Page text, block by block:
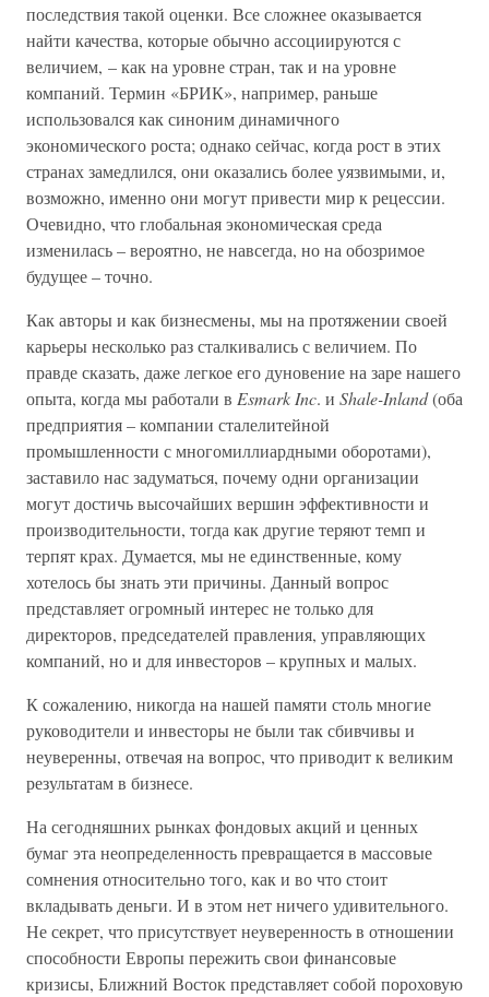
последствия такой оценки. Все сложнее оказывается
найти качества, которые обычно ассоциируются с
величием, – как на уровне стран, так и на уровне
компаний. Термин «БРИК», например, раньше
использовался как синоним динамичного
экономического роста; однако сейчас, когда рост в этих
странах замедлился, они оказались более уязвимыми, и,
возможно, именно они могут привести мир к рецессии.
Очевидно, что глобальная экономическая среда
изменилась – вероятно, не навсегда, но на обозримое
будущее – точно.
Как авторы и как бизнесмены, мы на протяжении своей
карьеры несколько раз сталкивались с величием. По
правде сказать, даже легкое его дуновение на заре нашего
опыта, когда мы работали в Esmark Inc. и Shale-Inland(оба
предприятия – компании сталелитейной
промышленности с многомиллиардными оборотами),
заставило нас задуматься, почему одни организации
могут достичь высочайших вершин эффективности и
производительности, тогда как другие теряют темп и
терпят крах. Думается, мы не единственные, кому
хотелось бы знать эти причины. Данный вопрос
представляет огромный интерес не только для
директоров, председателей правления, управляющих
компаний, но и для инвесторов – крупных и малых.
К сожалению, никогда на нашей памяти столь многие
руководители и инвесторы не были так сбивчивы и
неуверенны, отвечая на вопрос, что приводит к великим
результатам в бизнесе.
На сегодняшних рынках фондовых акций и ценных
бумаг эта неопределенность превращается в массовые
сомнения относительно того, как и во что стоит
вкладывать деньги. И в этом нет ничего удивительного.
Не секрет, что присутствует неуверенность в отношении
способности Европы пережить свои финансовые
кризисы, Ближний Восток представляет собой пороховую